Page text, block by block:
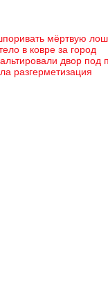
мёртвую
в ковре за город
двор
разгерметизация